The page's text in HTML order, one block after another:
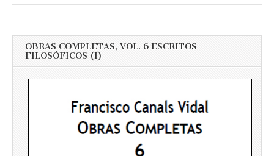
OBRAS COMPLETAS, VOL. 6 ESCRITOS
FILOSÓFICOS (I)